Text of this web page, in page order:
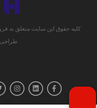
کلیه حقوق این سایت متعلق به